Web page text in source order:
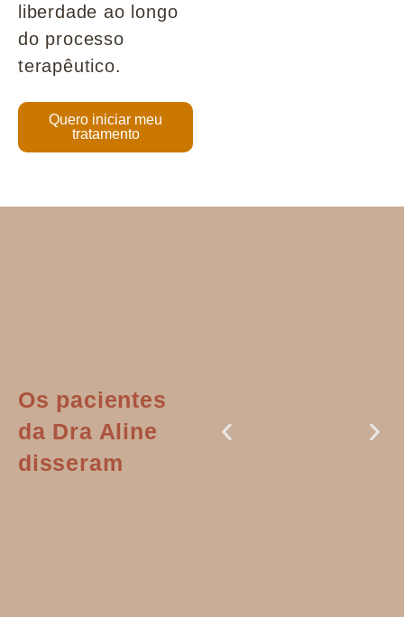
liberdade ao longo
do processo
terapêutico.
Quero iniciar meu
tratamento
Os pacientes
da Dra Aline
disseram